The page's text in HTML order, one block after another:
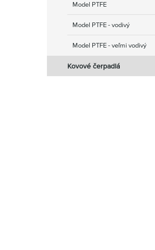
Model PTFE
Model PTFE - vodivý
Model PTFE - veľmi vodivý
Kovové čerpadlá